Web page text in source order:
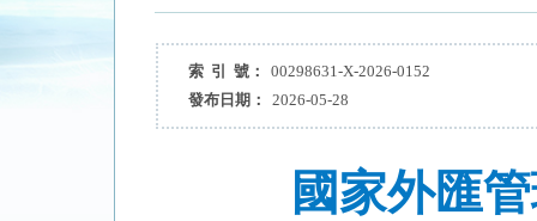
索 引 號：
00298631-X-2026-0152
發布日期：
2026-05-28
國家外匯